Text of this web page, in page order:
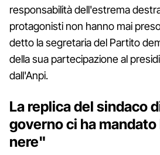
responsabilità dell'estrema
protagonisti non hanno mai
detto la segretaria del Partito
della sua partecipazione al
dall'Anpi.
La replica del sindaco
governo ci ha
nere"